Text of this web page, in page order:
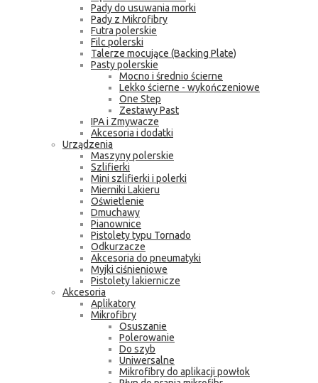
Pady do usuwania morki
Pady z Mikrofibry
Futra polerskie
Filc polerski
Talerze mocujące (Backing Plate)
Pasty polerskie
Mocno i średnio ścierne
Lekko ścierne - wykończeniowe
One Step
Zestawy Past
IPA i Zmywacze
Akcesoria i dodatki
Urządzenia
Maszyny polerskie
Szlifierki
Mini szlifierki i polerki
Mierniki Lakieru
Oświetlenie
Dmuchawy
Pianownice
Pistolety typu Tornado
Odkurzacze
Akcesoria do pneumatyki
Myjki ciśnieniowe
Pistolety lakiernicze
Akcesoria
Aplikatory
Mikrofibry
Osuszanie
Polerowanie
Do szyb
Uniwersalne
Mikrofibry do aplikacji powłok